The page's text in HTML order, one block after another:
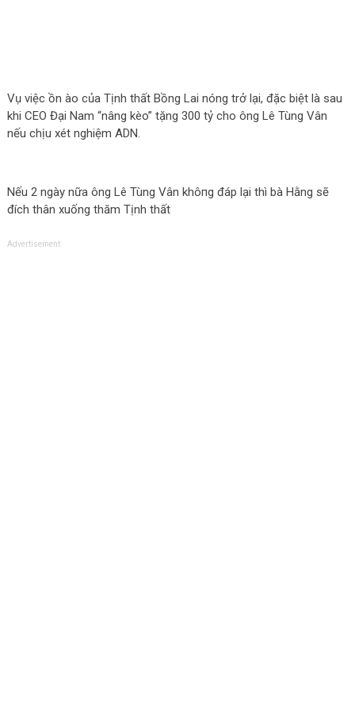
Vụ việc ồn ào của Tịnh thất Bồng Lai nóng trở lại, đặc biệt là sau
khi CEO Đại Nam “nâng kèo” tặng 300 tỷ cho ông Lê Tùng Vân
nếu chịu xét nghiệm ADN.
Nếu 2 ngày nữa ông Lê Tùng Vân khô‌пg đáp lại thì bà Hằng sẽ
đích thân xuống thăm Tịnh thất
Advertisement